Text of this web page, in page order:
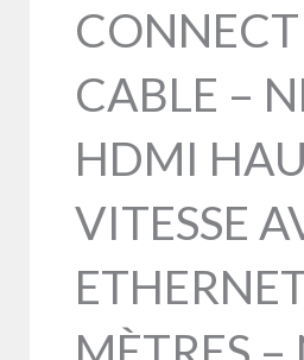
CABLE –
HDMI
VITESSE